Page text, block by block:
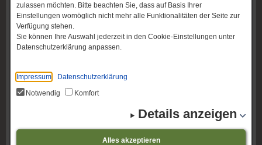
zulassen möchten. Bitte beachten Sie, dass auf Basis Ihrer
Einstellungen womöglich nicht mehr alle Funktionalitäten der Seite zur
Verfügung stehen.
Sie können Ihre Auswahl jederzeit in den Cookie-Einstellungen unter
Datenschutzerklärung anpassen.
Impressum
Datenschutzerklärung
Notwendig
Komfort
Details anzeigen
Alles akzeptieren